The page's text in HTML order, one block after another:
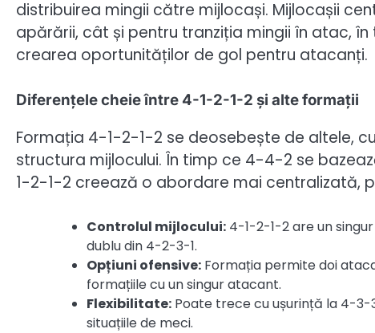
distribuirea mingii către mijlocași. Mijlocașii
apărării, cât și pentru tranziția mingii în atac,
crearea oportunităților de gol pentru atacanți.
Diferențele cheie între 4-1-2-1-2 și alte formații
Formația 4-1-2-1-2 se deosebește de altele,
structura mijlocului. În timp ce 4-4-2 se
1-2-1-2 creează o abordare mai centralizată,
Controlul mijlocului: 4-1-2-1-2 are un
dublu din 4-2-3-1.
Opțiuni ofensive: Formația permite doi
formațiile cu un singur atacant.
Flexibilitate: Poate trece cu ușurință la 4-
situațiile de meci.